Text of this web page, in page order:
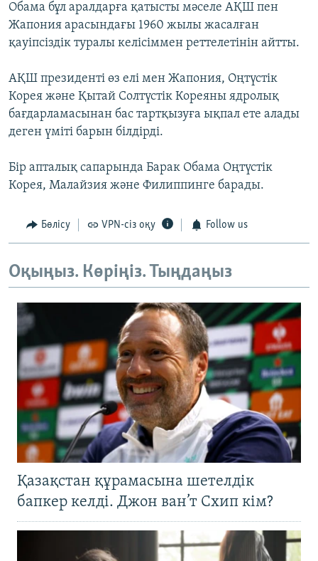
Обама бұл аралдарға қатысты мәселе АҚШ пен
Жапония арасындағы 1960 жылы жасалған
қауіпсіздік туралы келісіммен реттелетінін айтты.
АҚШ президенті өз елі мен Жапония, Оңтүстік
Корея және Қытай Солтүстік Кореяны ядролық
бағдарламасынан бас тартқызуға ықпал ете алады
деген үміті барын білдірді.
Бір апталық сапарында Барак Обама Оңтүстік
Корея, Малайзия және Филиппинге барады.
Бөлісу VPN-сіз оқу Follow us
Оқыңыз. Көріңіз. Тыңдаңыз
Қазақстан құрамасына шетелдік
бапкер келді. Джон ван’т Схип кім?